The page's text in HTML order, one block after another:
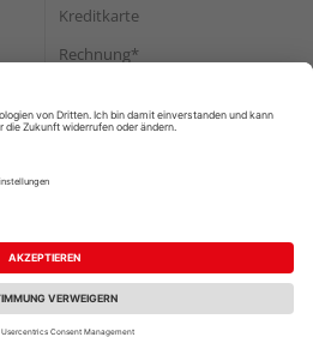
Kreditkarte
Rechnung*
Versand
Widerruf
Datenschutz
Vertrag widerrufen